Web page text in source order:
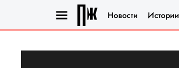
Новости Истории